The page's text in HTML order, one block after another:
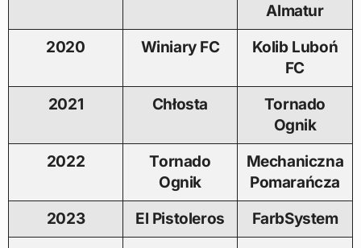
Almatur
2020
Winiary FC
Kolib Luboń
FC
2021
Chłosta
Tornado
Ognik
2022
Tornado
Ognik
Mechaniczna
Pomarańcza
2023
El Pistoleros
FarbSystem